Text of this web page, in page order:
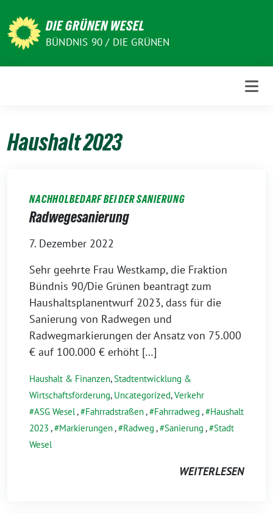
zum
Inhalt
DIE GRÜNEN WESEL
BÜNDNIS 90 / DIE GRÜNEN
Haushalt 2023
NACHHOLBEDARF BEI DER SANIERUNG
Radwegesanierung
7. Dezember 2022
Sehr geehrte Frau Westkamp, die Fraktion
Bündnis 90/Die Grünen beantragt zum
Haushaltsplanentwurf 2023, dass für die
Sanierung von Radwegen und
Radwegmarkierungen der Ansatz von 75.000
€ auf 100.000 € erhöht […]
Haushalt & Finanzen,Stadtentwicklung &
Wirtschaftsförderung, Uncategorized,Verkehr
ASG Wesel, Fahrradstraßen, Fahrradweg ,
Haushalt
2023 , Markierungen, Radweg , Sanierung , Stadt
Wesel
WEITERLESEN